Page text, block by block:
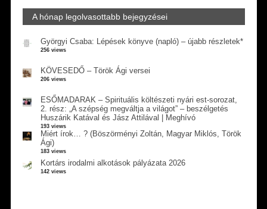
A hónap legolvasottabb bejegyzései
Györgyi Csaba: Lépések könyve (napló) – újabb részletek*
256 views
KÖVESEDŐ – Török Ági versei
206 views
ESŐMADARAK – Spirituális költészeti nyári est-sorozat,
2. rész: „A szépség megváltja a világot” – beszélgetés
Huszárik Katával és Jász Attilával | Meghívó
193 views
Miért írok… ? (Böszörményi Zoltán, Magyar Miklós, Török
Ági)
183 views
Kortárs irodalmi alkotások pályázata 2026
142 views